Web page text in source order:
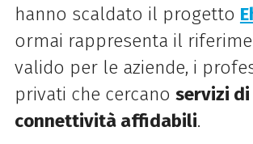
hanno scaldato il progetto
ormai rappresenta il
valido per le aziende, i
privati che cercano servizi di
connettività affidabili.